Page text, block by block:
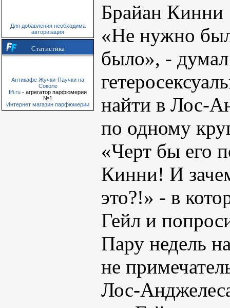
Для добавления необходима
авторизация
Статистика
Антикафе Жучки-Паучки на
Соколе
fifi.ru - агрегатор парфюмерии
№1
Интернет магазин парфюмерии
Брайан Кинни
«Не нужно
было», -
найти в Лос-
по одному
«Черт бы его
Кинни! И
это?!» - в
Гейл и
Пару недель
не
Лос-